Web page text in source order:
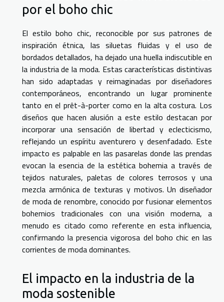
por el boho chic
El estilo boho chic, reconocible por sus patrones de
inspiración étnica, las siluetas fluidas y el uso de
bordados detallados, ha dejado una huella indiscutible en
la industria de la moda. Estas características distintivas
han sido adaptadas y reimaginadas por diseñadores
contemporáneos, encontrando un lugar prominente
tanto en el prêt-à-porter como en la alta costura. Los
diseños que hacen alusión a este estilo destacan por
incorporar una sensación de libertad y eclecticismo,
reflejando un espíritu aventurero y desenfadado. Este
impacto es palpable en las pasarelas donde las prendas
evocan la esencia de la estética bohemia a través de
tejidos naturales, paletas de colores terrosos y una
mezcla armónica de texturas y motivos. Un diseñador
de moda de renombre, conocido por fusionar elementos
bohemios tradicionales con una visión moderna, a
menudo es citado como referente en esta influencia,
confirmando la presencia vigorosa del boho chic en las
corrientes de moda dominantes.
El impacto en la industria de la
moda sostenible